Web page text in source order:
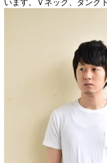
います。Ｖネック、タンク